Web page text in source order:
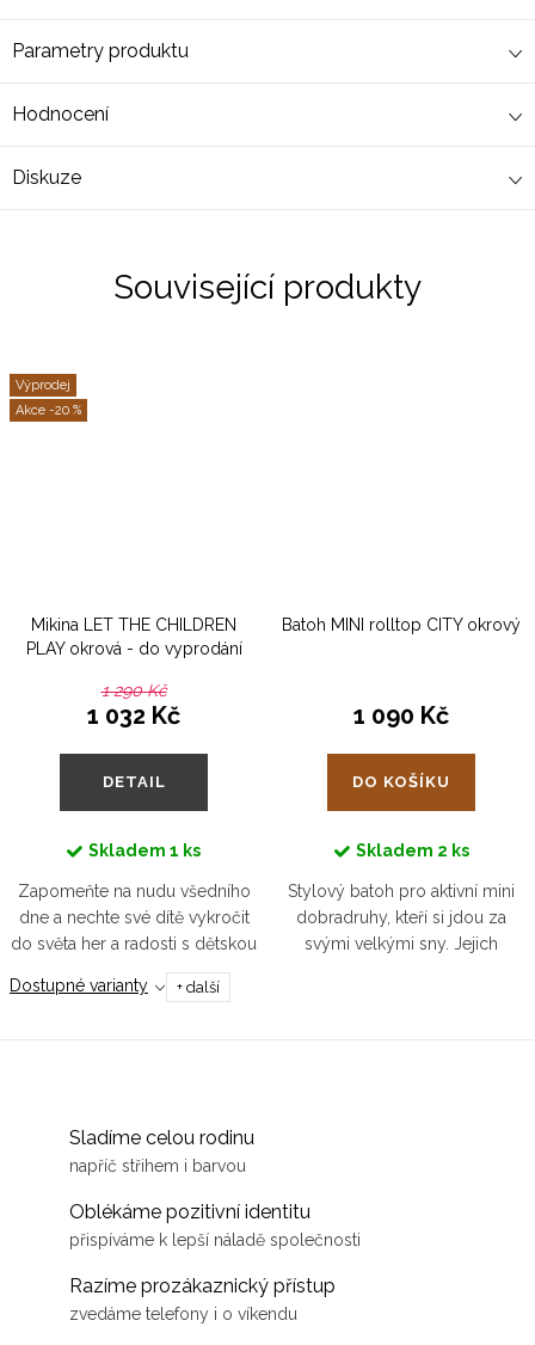
Parametry produktu
Hodnocení
Diskuze
Související produkty
Výprodej
-20 %
Mikina LET THE CHILDREN
PLAY okrová - do vyprodání
1 290 Kč
1 032 Kč
DETAIL
Skladem 1 ks
Zapomeňte na nudu všedního
dne a nechte své dítě vykročit
do světa her a radosti s dětskou
mikinou "Let the Children Play”.
Teplý chloupek pořádně
Dostupné varianty + další
Batoh MINI rolltop CITY okrový
1 090 Kč
DO KOŠÍKU
Skladem 2 ks
Stylový batoh pro aktivní mini
dobradruhy, kteří si jdou za
svými velkými sny. Jejich
Sladíme celou rodinu
napříč střihem i barvou
Oblékáme pozitivní identitu
přispíváme k lepší náladě společnosti
Razíme prozákaznický přístup
zvedáme telefony i o víkendu